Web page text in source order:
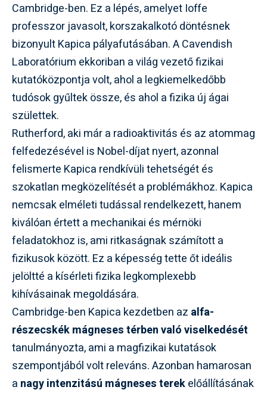
Cambridge-ben. Ez a lépés, amelyet Ioffe
professzor javasolt, korszakalkotó döntésnek
bizonyult Kapica pályafutásában. A Cavendish
Laboratórium ekkoriban a világ vezető fizikai
kutatóközpontja volt, ahol a legkiemelkedőbb
tudósok gyűltek össze, és ahol a fizika új ágai
születtek.
Rutherford, aki már a radioaktivitás és az atommag
felfedezésével is Nobel-díjat nyert, azonnal
felismerte Kapica rendkívüli tehetségét és
szokatlan megközelítését a problémákhoz. Kapica
nemcsak elméleti tudással rendelkezett, hanem
kiválóan értett a mechanikai és mérnöki
feladatokhoz is, ami ritkaságnak számított a
fizikusok között. Ez a képesség tette őt ideális
jelöltté a kísérleti fizika legkomplexebb
kihívásainak megoldására.
Cambridge-ben Kapica kezdetben az alfa-
részecskék mágneses térben való viselkedését
tanulmányozta, ami a magfizikai kutatások
szempontjából volt releváns. Azonban hamarosan
a nagy intenzitású mágneses terekelőállításának